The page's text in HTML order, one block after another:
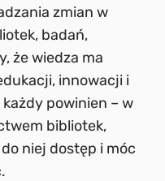
zmian w
badań,
że wiedza ma
innowacji i
powinien – w
bibliotek,
niej dostęp i móc